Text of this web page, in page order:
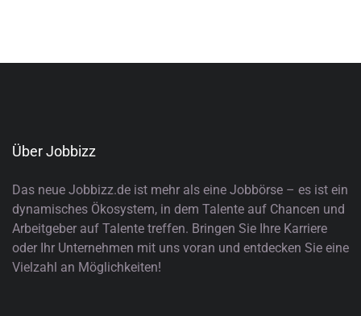
Über Jobbizz
Das neue Jobbizz.de ist mehr als eine Jobbörse – es ist ein
dynamisches Ökosystem, in dem Talente auf Chancen und
Arbeitgeber auf Talente treffen. Bringen Sie Ihre Karriere
oder Ihr Unternehmen mit uns voran und entdecken Sie eine
Vielzahl an Möglichkeiten!